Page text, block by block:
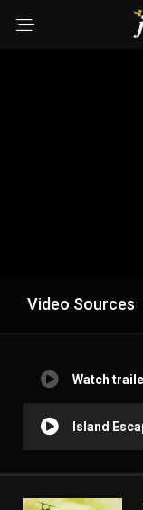
Video Sources
Watch
Island